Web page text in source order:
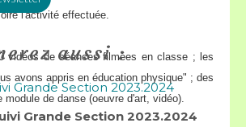
l'activité effectuée.
vidéos de séances filmées en classe ; les
avons appris en éducation physique" ; des
module de danse (oeuvre d'art, vidéo).
aussi :
Grande Section 2023.2024